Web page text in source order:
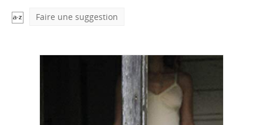
Faire une suggestion